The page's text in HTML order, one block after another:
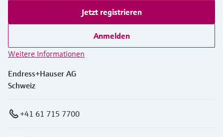
Jetzt registrieren
Anmelden
Weitere Informationen
Endress+Hauser AG
Schweiz
+41 61 715 7700